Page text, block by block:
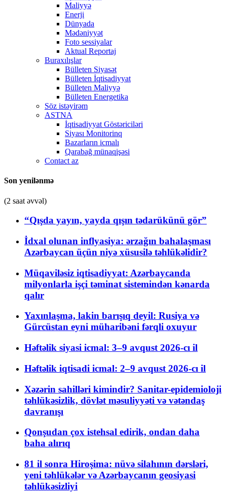
Maliyyə
Enerji
Dünyada
Mədəniyyət
Foto sessiyalar
Aktual Reportaj
Buraxılışlar
Bülleten Siyasət
Bülleten İqtisadiyyat
Bülleten Maliyyə
Bülleten Energetika
Söz istəyirəm
ASTNA
İqtisadiyyat Göstəriciləri
Siyası Monitorinq
Bazarların icmalı
Qarabağ münaqişəsi
Contact az
Son yenilənmə
(2 saat əvvəl)
“Qışda yayın, yayda qışın tədarükünü gör”
İdxal olunan inflyasiya: ərzağın bahalaşması
Azərbaycan üçün niyə xüsusilə təhlükəlidir?
Müqaviləsiz iqtisadiyyat: Azərbaycanda
milyonlarla işçi təminat sistemindən kənarda
qalır
Yaxınlaşma, lakin barışıq deyil: Rusiya və
Gürcüstan eyni müharibəni fərqli oxuyur
Həftəlik siyasi icmal: 3–9 avqust 2026-cı il
Həftəlik iqtisadi icmal: 2–9 avqust 2026-cı il
Xəzərin sahilləri kimindir? Sanitar-epidemioloji
təhlükəsizlik, dövlət məsuliyyəti və vətəndaş
davranışı
Qonşudan çox istehsal edirik, ondan daha
baha alırıq
81 il sonra Hiroşima: nüvə silahının dərsləri,
yeni təhlükələr və Azərbaycanın geosiyasi
təhlükəsizliyi